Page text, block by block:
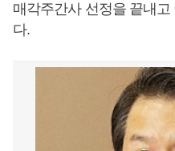
매각주간사 선정을 끝내
다.